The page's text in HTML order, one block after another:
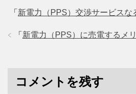
「 新電力（PPS）交渉サービスな
「 新電力（PPS）に売電するメ
コメントを残す